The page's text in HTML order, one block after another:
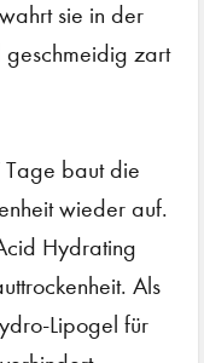
sie in der
geschmeidig zart
baut die
wieder auf.
Hydrating
Als
Lipogel für